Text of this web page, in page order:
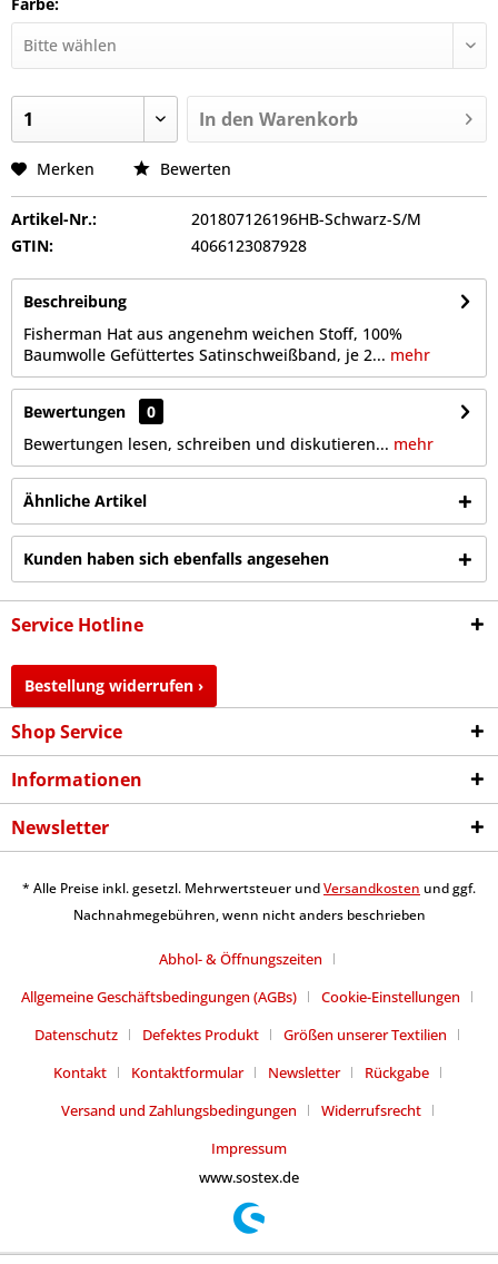
In den Warenkorb
Merken Bewerten
Artikel-Nr.:
201807126196HB-Schwarz-S/M
GTIN:
4066123087928
Beschreibung
Fisherman Hat aus angenehm weichen Stoff, 100%
Baumwolle Gefüttertes Satinschweißband, je 2... mehr
Bewertungen
0
Bewertungen lesen, schreiben und diskutieren... mehr
Ähnliche Artikel
Kunden haben sich ebenfalls angesehen
Service Hotline
Bestellung widerrufen ›
Shop Service
Informationen
Newsletter
* Alle Preise inkl. gesetzl. Mehrwertsteuer undVersandkosten und ggf.
Nachnahmegebühren, wenn nicht anders beschrieben
Abhol- & Öffnungszeiten
Allgemeine Geschäftsbedingungen (AGBs)
Cookie-Einstellungen
Datenschutz
Defektes Produkt
Größen unserer Textilien
Kontakt
Kontaktformular Newsletter
Rückgabe
Versand und Zahlungsbedingungen
Widerrufsrecht
Impressum
www.sostex.de